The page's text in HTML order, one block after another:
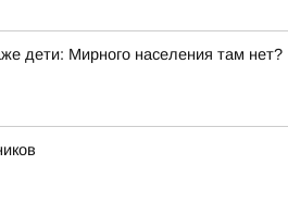
дети: Мирного населения там нет?